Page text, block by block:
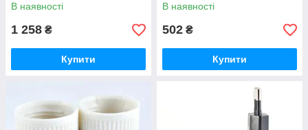
В наявності
1 258 ₴
Купити
В наявності
502 ₴
Купити